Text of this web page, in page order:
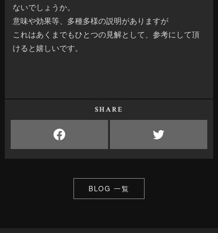
ないでしょうか。
意味や効果等、多種多様の説明がありますが
これはあくまでもひとつの見解として、参考にして頂
けると嬉しいです。
SHARE
BLOG 一覧